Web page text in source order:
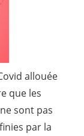
allouée
que les
sont pas
par la